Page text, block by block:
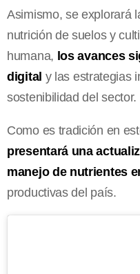
Asimismo, se explorará
nutrición de suelos y
humana, los avances
digital y las estrategias
sostenibilidad del sector.
Como es tradición en
presentará una
manejo de nutrientes
productivas del país.